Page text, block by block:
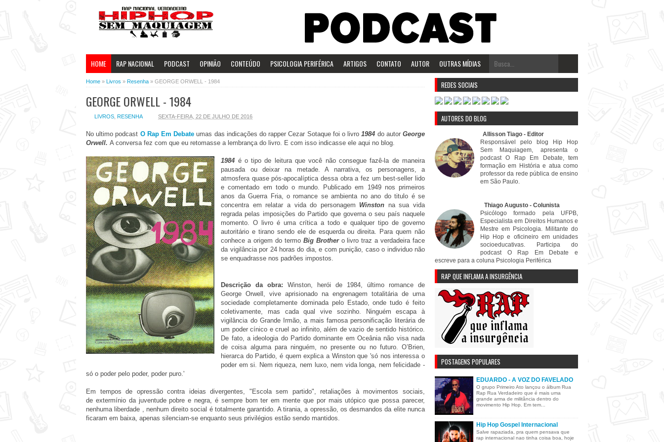
HOME RAP NACIONAL PODCAST OPINIÃO CONTEÚDO PSICOLOGIA PERIFÉRICA ARTIGOS CONTATO AUTOR OUTRAS MÍDIAS
Home » Livros » Resenha » GEORGE ORWELL - 1984
GEORGE ORWELL - 1984
LIVROS RESENHA SEXTA-FEIRA, 22 DE JULHO DE 2016
No ultimo podcast O Rap Em Debate umas das indicações do rapper Cezar Sotaque foi o livro1984 do autorGeorge
Orwell. A conversa fez com que eu retomasse a lembrança do livro. E com isso indicasse ele aqui no blog.
1984 é o tipo de leitura que você não consegue fazê-la de maneira
pausada ou deixar na metade. A narrativa, os personagens, a
atmosfera quase pós-apocalíptica dessa obra a fez um best-seller lido
e comentado em todo o mundo. Publicado em 1949 nos primeiros
anos da Guerra Fria, o romance se ambienta no ano do titulo é se
concentra em relatar a vida do personagem Winston na sua vida
regrada pelas imposições do Partido que governa o seu país naquele
momento. O livro é uma crítica a todo e qualquer tipo de governo
autoritário e tirano sendo ele de esquerda ou direita. Para quem não
conhece a origem do termo Big Brother o livro traz a verdadeira face
da vigilância por 24 horas do dia, e com punição, caso o individuo não
se enquadrasse nos padrões impostos.
Descrição da obra:Winston, herói de 1984, último romance de
George Orwell, vive aprisionado na engrenagem totalitária de uma
sociedade completamente dominada pelo Estado, onde tudo é feito
coletivamente, mas cada qual vive sozinho. Ninguém escapa à
vigilância do Grande Irmão, a mais famosa personificação literária de
um poder cínico e cruel ao infinito, além de vazio de sentido histórico.
De fato, a ideologia do Partido dominante em Oceânia não visa nada
de coisa alguma para ninguém, no presente ou no futuro. O’Brien,
hierarca do Partido, é quem explica a Winston que 'só nos interessa o
poder em si. Nem riqueza, nem luxo, nem vida longa, nem felicidade -
só o poder pelo poder, poder puro.'
Em tempos de opressão contra ideias divergentes, "Escola sem partido", retaliações à movimentos sociais,
de extermínio da juventude pobre e negra, é sempre bom ter em mente que por mais utópico que possa parecer,
nenhuma liberdade , nenhum direito social é totalmente garantido. A tirania, a opressão, os desmandos da elite nunca
ficaram em baixa, apenas silenciam-se enquanto seus privilégios estão sendo mantidos.
REDES SOCIAIS
AUTORES DO BLOG
⠀⠀⠀Allisson Tiago - Editor
Responsável pelo blog Hip Hop
Sem Maquiagem, apresenta o
podcast O Rap Em Debate, tem
formação em História e atua como
professor da rede pública de ensino
em São Paulo.
⠀⠀⠀⠀⠀⠀⠀Thiago Augusto - Colunista
Psicólogo formado pela UFPB,
Especialista em Direitos Humanos e
Mestre em Psicologia. Militante do
Hip Hop e oficineiro em unidades
socioeducativas. Participa do
podcast O Rap Em Debate e
escreve para a coluna Psicologia Periférica
RAP QUE INFLAMA A INSURGÊNCIA
POSTAGENS POPULARES
EDUARDO - A VOZ DO FAVELADO
O grupo Primeiro Ato lançou o álbum Rua
Rap Rua Verdadeiro que é mais uma
grande arma de militância dentro do
movimento Hip Hop. Em tem...
Hip Hop Gospel Internacional
Salve rapaziada, pra quem pensava que
rap internacional nao tinha coisa boa, hoje